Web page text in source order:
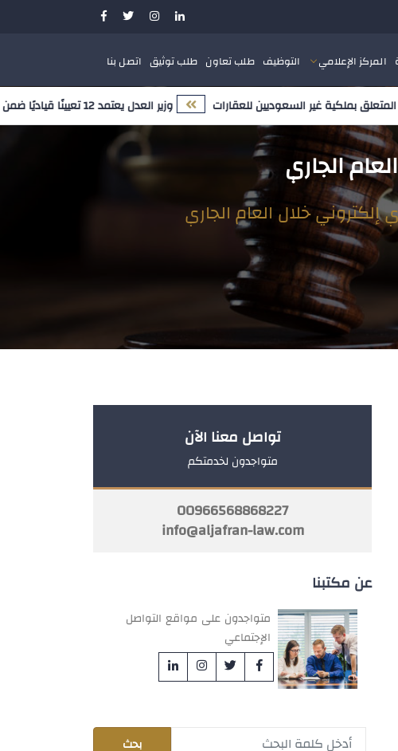
المركز الإعلامي التوظيف طلب تعاون طلب توثيق اتصل بنا
وزير العدل يعتمد 12 تعيينًا قياديًا ضمن مسار تمكين الكفاءات الوطنية وتعزيز النضج المؤسسي بملكية غير السعوديين للعقارات
تواصل معنا الآن
متواجدون لخدمتكم
00966568868227
info@aljafran-law.com
عن مكتبنا
متواجدون على مواقع التواصل
الإجتماعي